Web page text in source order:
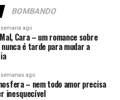
BOMBANDO
semana ago
Cara – um romance sobre
é tarde para mudar a
semanas ago
– nem todo amor precisa
inesquecível